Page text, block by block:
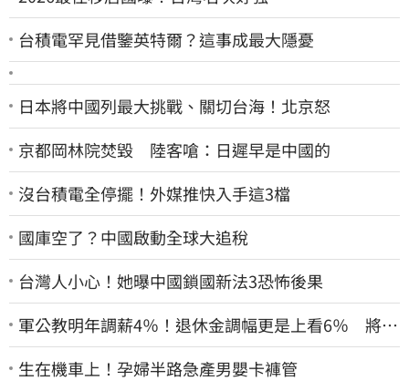
台積電罕見借鑒英特爾？這事成最大隱憂
日本將中國列最大挑戰、關切台海！北京怒
京都岡林院焚毀 陸客嗆：日遲早是中國的
沒台積電全停擺！外媒推快入手這3檔
國庫空了？中國啟動全球大追稅
台灣人小心！她曝中國鎖國新法3恐怖後果
軍公教明年調薪4％！退休金調幅更是上看6％ 將編
入明年度總預算
生在機車上！孕婦半路急產男嬰卡褲管